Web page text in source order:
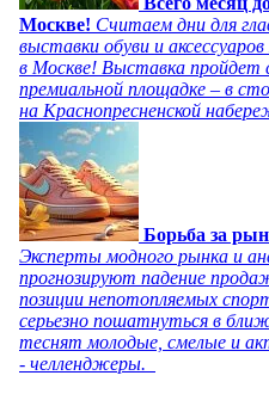
Москве! Считаем дни для
выставки обуви и
в Москве! Выставка пройдет
премиальной площадке – в
на Краснопресненской
Борьба за
Эксперты модного рынка и
прогнозируют падение
позиции непотопляемых
серьезно пошатнуться в
теснят молодые, смелые и
- челленджеры.